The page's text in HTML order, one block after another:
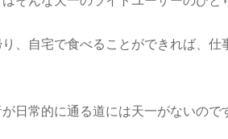
、自宅で食べることができれば、
日常的に通る道には天一がないので